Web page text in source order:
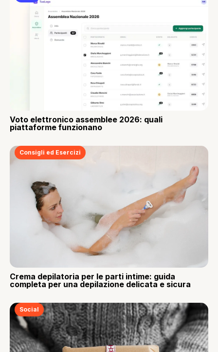
Voto elettronico assemblee 2026: quali
piattaforme funzionano
Consigli ed Esercizi
Crema depilatoria per le parti intime: guida
completa per una depilazione delicata e sicura
Social